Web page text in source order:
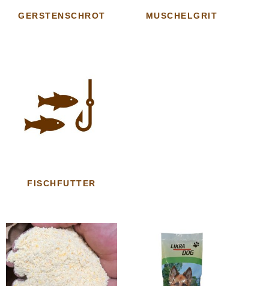
GERSTENSCHROT MUSCHELGRIT
FISCHFUTTER